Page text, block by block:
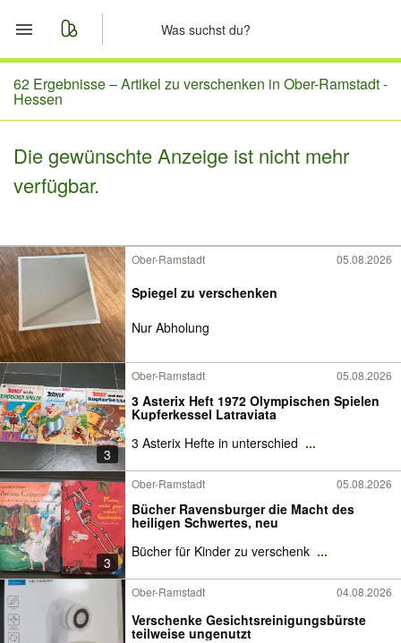
Start
Merkliste
Nachrichten
62 Ergebnisse –Artikel zu verschenken in Ober-Ramstadt -
Hessen
Die gewünschte Anzeige ist nicht mehr
verfügbar.
Ober-Ramstadt 05.08.2026
Spiegel zu verschenken
Nur Abholung
3
Ober-Ramstadt 05.08.2026
3 Asterix Heft 1972 Olympischen Spielen
Kupferkessel Latraviata
3 Asterix Hefte in unterschied ...
3
Ober-Ramstadt 05.08.2026
Bücher Ravensburger die Macht des
heiligen Schwertes, neu
Bücher für Kinder zu verschenk ...
Ober-Ramstadt 04.08.2026
Verschenke Gesichtsreinigungsbürste
teilweise ungenutzt